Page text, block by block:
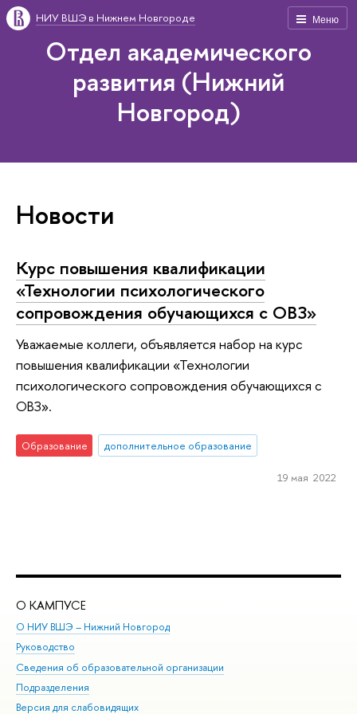
Меню
НИУ ВШЭ в Нижнем Новгороде
Отдел академического
развития (Нижний
Новгород)
Новости
Курс повышения квалификации
«Технологии психологического
сопровождения обучающихся с ОВЗ»
Уважаемые коллеги, объявляется набор на курс
повышения квалификации «Технологии
психологического сопровождения обучающихся с
ОВЗ».
Образование дополнительное образование
19 мая 2022
О КАМПУСЕ
О НИУ ВШЭ – Нижний Новгород
Руководство
Сведения об образовательной организации
Подразделения
Версия для слабовидящих